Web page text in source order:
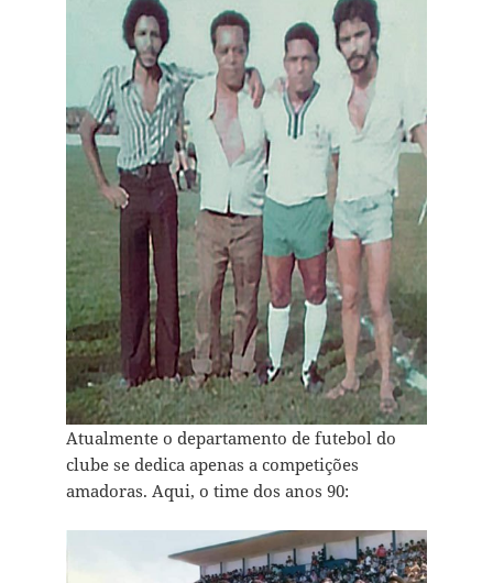
Atualmente o departamento de futebol do
clube se dedica apenas a competições
amadoras. Aqui, o time dos anos 90: